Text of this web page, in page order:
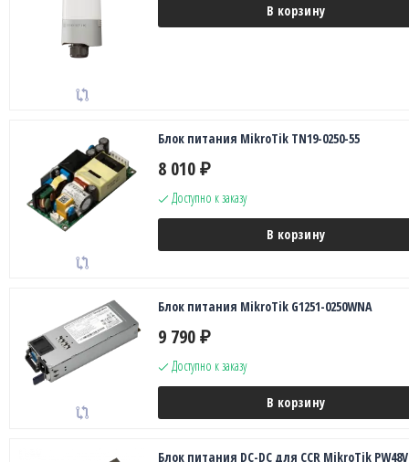
В корзину
Блок питания MikroTik TN19-0250-55
8 010 ₽
Доступно к заказу
В корзину
Блок питания MikroTik G1251-0250WNA
9 790 ₽
Доступно к заказу
В корзину
Блок питания DC-DC для CCR MikroTik